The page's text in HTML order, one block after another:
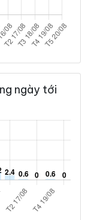
ngày tới